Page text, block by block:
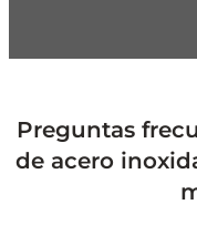
Preguntas
de acero